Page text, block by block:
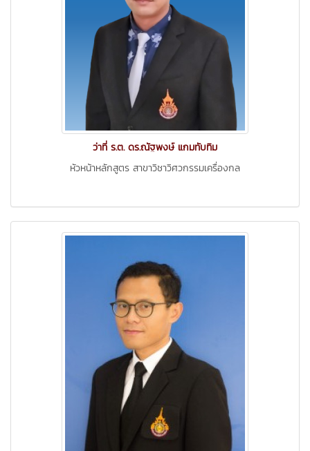
ว่าที่ ร.ต. ดร.ณัฐพงษ์ แกมทับทิม
หัวหน้าหลักสูตร สาขาวิชาวิศวกรรมเครื่องกล